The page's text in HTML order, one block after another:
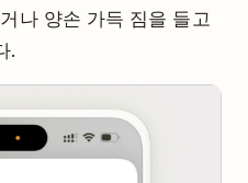
나 양손 가득 짐을 들고
.